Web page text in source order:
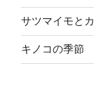
サツマイモと
キノコの季節